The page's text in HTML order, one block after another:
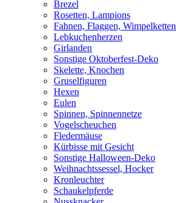
Brezel
Rosetten, Lampions
Fahnen, Flaggen, Wimpelketten
Lebkuchenherzen
Girlanden
Sonstige Oktoberfest-Deko
Skelette, Knochen
Gruselfiguren
Hexen
Eulen
Spinnen, Spinnennetze
Vogelscheuchen
Fledermäuse
Kürbisse mit Gesicht
Sonstige Halloween-Deko
Weihnachtssessel, Hocker
Kronleuchter
Schaukelpferde